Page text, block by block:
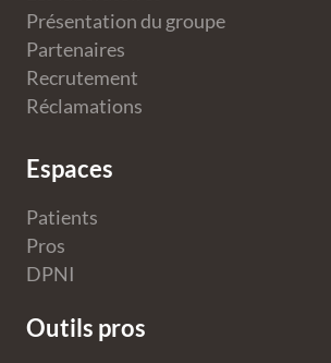
Présentation du groupe
Partenaires
Recrutement
Réclamations
Espaces
Patients
Pros
DPNI
Outils pros